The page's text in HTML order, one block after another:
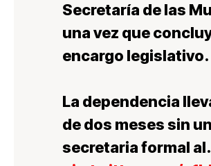
Secretaría de las
una vez que
encargo legislativo.
La dependencia
de dos meses sin
secretaria formal